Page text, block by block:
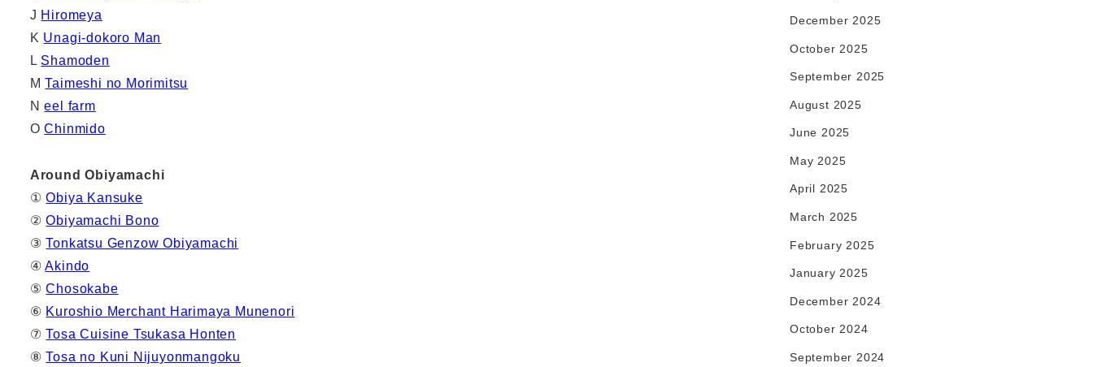
J Hiromeya
K Unagi-dokoro Man
L Shamoden
MTaimeshi no Morimitsu
Neel farm
OChinmido
Around Obiyamachi
①Obiya Kansuke
②Obiyamachi Bono
③Tonkatsu Genzow Obiyamachi
④Akindo
⑤Chosokabe
⑥ Kuroshio Merchant Harimaya Munenori
⑦Tosa Cuisine Tsukasa Honten
⑧Tosa no Kuni Nijuyonmangoku
December 2025
October 2025
September 2025
August 2025
June 2025
May 2025
April 2025
March 2025
February 2025
January 2025
December 2024
October 2024
September 2024